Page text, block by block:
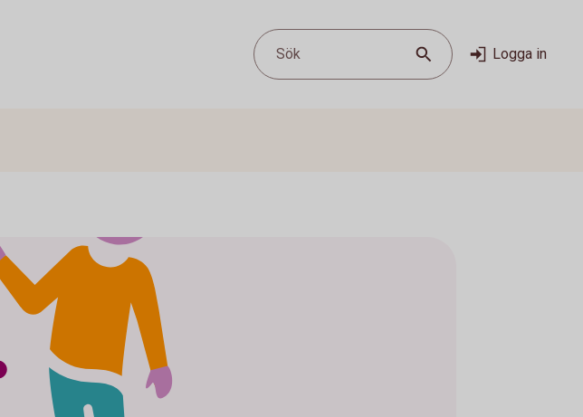
Sök Logga in